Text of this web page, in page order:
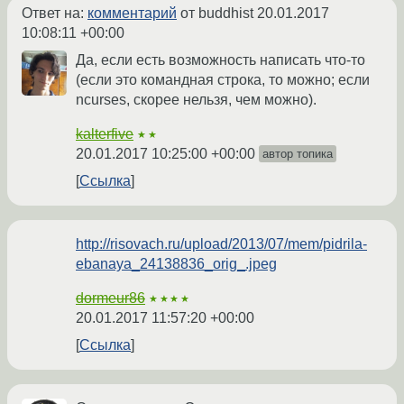
Ответ на: комментарий от buddhist20.01.2017
10:08:11 +00:00
Да, если есть возможность написать что-то
(если это командная строка, то можно; если
ncurses, скорее нельзя, чем можно).
kalterfive ★★
20.01.2017 10:25:00 +00:00 автор топика
Ссылка
http://risovach.ru/upload/2013/07/mem/pidrila-
ebanaya_24138836_orig_.jpeg
dormeur86 ★★★★
20.01.2017 11:57:20 +00:00
Ссылка